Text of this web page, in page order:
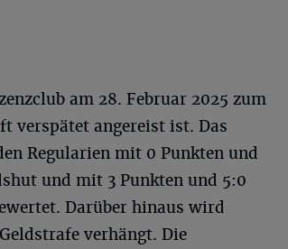
am 28. Februar 2025 zum
verspätet angereist ist. Das
Regularien mit 0 Punkten und
und mit 3 Punkten und 5:0
Darüber hinaus wird
verhängt. Die